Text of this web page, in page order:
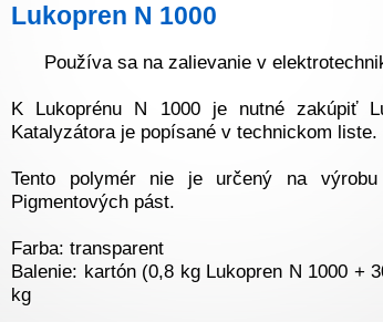
Lukopren N 1000
Používa sa na zalievanie v
K Lukoprénu N 1000 je nutné zakúpiť
Katalyzátora je popísané v technickom liste.
Tento polymér nie je určený na
Pigmentových pást.
Farba: transparent
Balenie: kartón (0,8 kg Lukopren N 1000 +
kg